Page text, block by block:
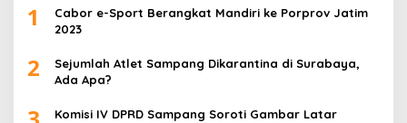
1
Cabor e-Sport Berangkat Mandiri ke Porprov Jatim
2023
2
Sejumlah Atlet Sampang Dikarantina di Surabaya,
Ada Apa?
Komisi IV DPRD Sampang Soroti Gambar Latar